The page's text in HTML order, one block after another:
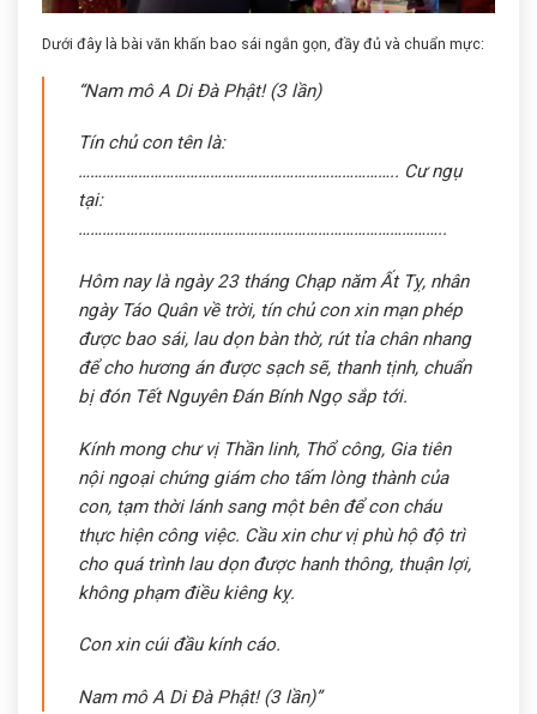
Dưới đây là bài văn khấn bao sái ngắn gọn, đầy đủ và chuẩn mực:
“Nam mô A Di Đà Phật! (3 lần)
Tín chủ con tên là:
…………………………………………………………………….. Cư ngụ
tại:
………………………………………………………………………………..
Hôm nay là ngày 23 tháng Chạp năm Ất Tỵ, nhân
ngày Táo Quân về trời, tín chủ con xin mạn phép
được bao sái, lau dọn bàn thờ, rút tỉa chân nhang
để cho hương án được sạch sẽ, thanh tịnh, chuẩn
bị đón Tết Nguyên Đán Bính Ngọ sắp tới.
Kính mong chư vị Thần linh, Thổ công, Gia tiên
nội ngoại chứng giám cho tấm lòng thành của
con, tạm thời lánh sang một bên để con cháu
thực hiện công việc. Cầu xin chư vị phù hộ độ trì
cho quá trình lau dọn được hanh thông, thuận lợi,
không phạm điều kiêng kỵ.
Con xin cúi đầu kính cáo.
Nam mô A Di Đà Phật! (3 lần)”